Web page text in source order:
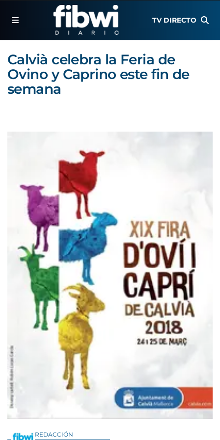
TV DIRECTO
Calvià celebra la Feria de
Ovino y Caprino este fin de
semana
REDACCIÓN